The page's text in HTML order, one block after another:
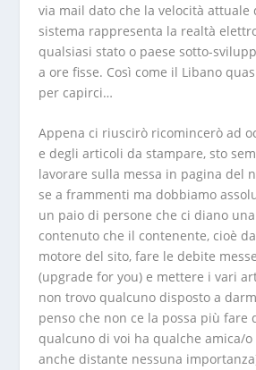
via mail dato che la velocità attuale
sistema rappresenta la realtà
qualsiasi stato o paese sotto-
a ore fisse. Così come il Libano
per capirci…
Appena ci riuscirò ricomincerò ad
e degli articoli da stampare, sto
lavorare sulla messa in pagina del
se a frammenti ma dobbiamo
un paio di persone che ci diano
contenuto che il contenente, cioè
motore del sito, fare le debite
(upgrade for you) e mettere i vari
non trovo qualcuno disposto a
penso che non ce la possa più fare
qualcuno di voi ha qualche amica/
anche distante nessuna